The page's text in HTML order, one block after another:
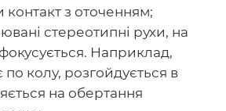
контакт з оточенням;
стереотипні рухи, на
Наприклад,
по колу, розгойдується в
на обертання